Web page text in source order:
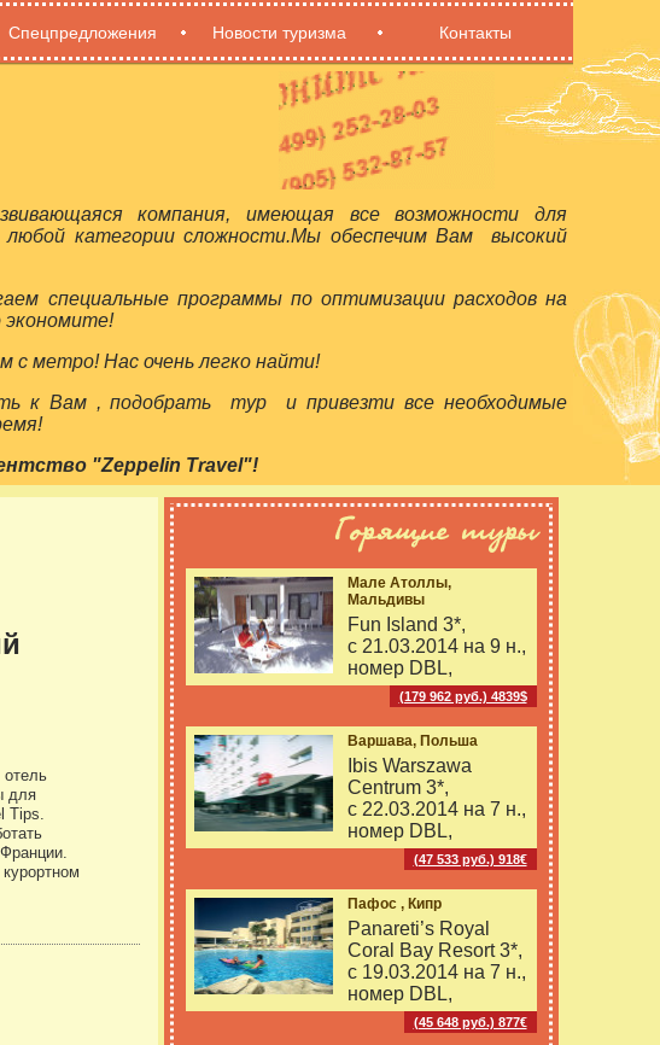
Спецпредложения Новости туризма Контакты
компания, имеющая все возможности для
любой категории сложности.Мы обеспечим Вам высокий
специальные программы по оптимизации расходов на
экономите!
с метро! Нас очень легко найти!
к Вам , подобрать тур и привезти все необходимые
"Zeppelin Travel"!
отель
для
Tips.
Мале Атоллы,
Мальдивы
Fun Island 3*,
с 21.03.2014 на 9 н.,
номер DBL,
(179 962 руб.) 4839$
Варшава, Польша
Ibis Warszawa
Centrum 3*,
с 22.03.2014 на 7 н.,
номер DBL,
(47 533 руб.) 918€
Пафос , Кипр
Panareti’s Royal
Coral Bay Resort 3*,
с 19.03.2014 на 7 н.,
номер DBL,
(45 648 руб.) 877€